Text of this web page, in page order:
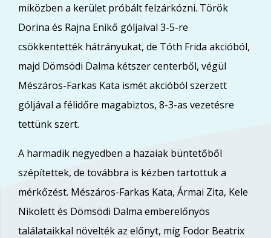
miközben a kerület próbált felzárkózni. Török
Dorina és Rajna Enikő góljaival 3-5-re
csökkentették hátrányukat, de Tóth Frida akcióból,
majd Dömsödi Dalma kétszer centerből, végül
Mészáros-Farkas Kata ismét akcióból szerzett
góljával a félidőre magabiztos, 8-3-as vezetésre
tettünk szert.
A harmadik negyedben a hazaiak büntetőből
szépítettek, de továbbra is kézben tartottuk a
mérkőzést. Mészáros-Farkas Kata, Ármai Zita, Kele
Nikolett és Dömsödi Dalma emberelőnyös
találataikkal növelték az előnyt, míg Fodor Beatrix